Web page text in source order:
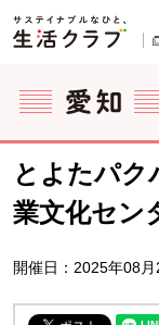
ページの先頭です。
とよたパク
業文化セン
開催日：2025年08月